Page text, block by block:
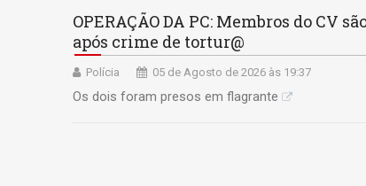
OPERAÇÃO DA PC: Membros do CV
após crime de tortur@
Polícia 05 de Agosto de 2026 às 19:37
Os dois foram presos em flagrante